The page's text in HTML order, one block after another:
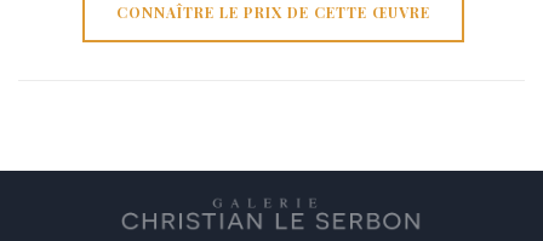
CONNAÎTRE LE PRIX DE CETTE ŒUVRE